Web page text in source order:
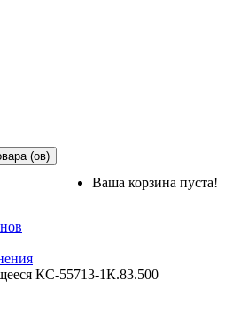
(ов)
Ваша корзина пуста!
КС-55713-1К.83.500